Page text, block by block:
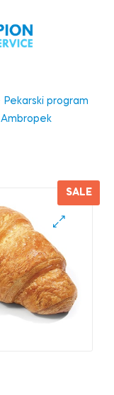
Pekarski program
Ambropek
🔍
SALE